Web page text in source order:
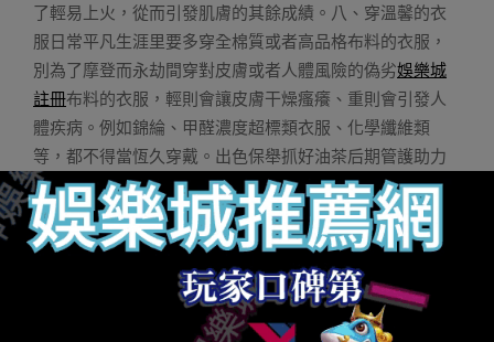
了輕易上火，從而引發肌膚的其餘成績。八、穿溫馨的衣
服日常平凡生涯里要多穿全棉質或者高品格布料的衣服，
別為了摩登而永劫間穿對皮膚或者人體風險的偽劣娛樂城
註冊布料的衣服，輕則會讓皮膚干燥瘙癢、重則會引發人
體疾病。例如錦綸、甲醛濃度超標類衣服、化學纖維類
等，都不得當恆久穿戴。出色保舉抓好油茶后期管護助力
莊家增收致富攸縣：200萬元幫扶資金讓油茶財產頂風飛揚
宜春油茶迎來豐產年信息內容泉源于收集編纂轉載，轉載
目的在于傳遞更多信息，宣揚中國油茶，并不代表咱們贊
成其概念以及對其真實性擔任。[聲明]文章版權回原作者一
切內容為作者小我私家概念，轉載文章只供應參考并不組
成任何投資及運用倡議。